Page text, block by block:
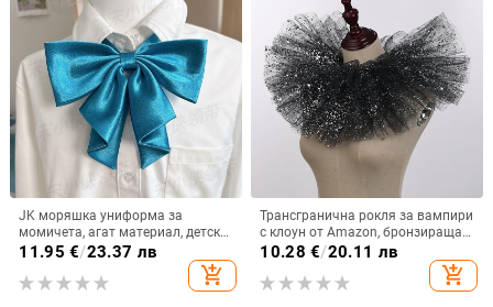
JK моряшка униформа за
момичета, агат материал, детска,
форма съзвездие, цвете на яка
11.95 €/23.37 лв
add_shopping_cart
Трансгранична рокля за вампири
с клоун от Amazon, бронзираща
пухкава фалшива яка с много
10.28 €/20.11 лв
add_shopping_cart